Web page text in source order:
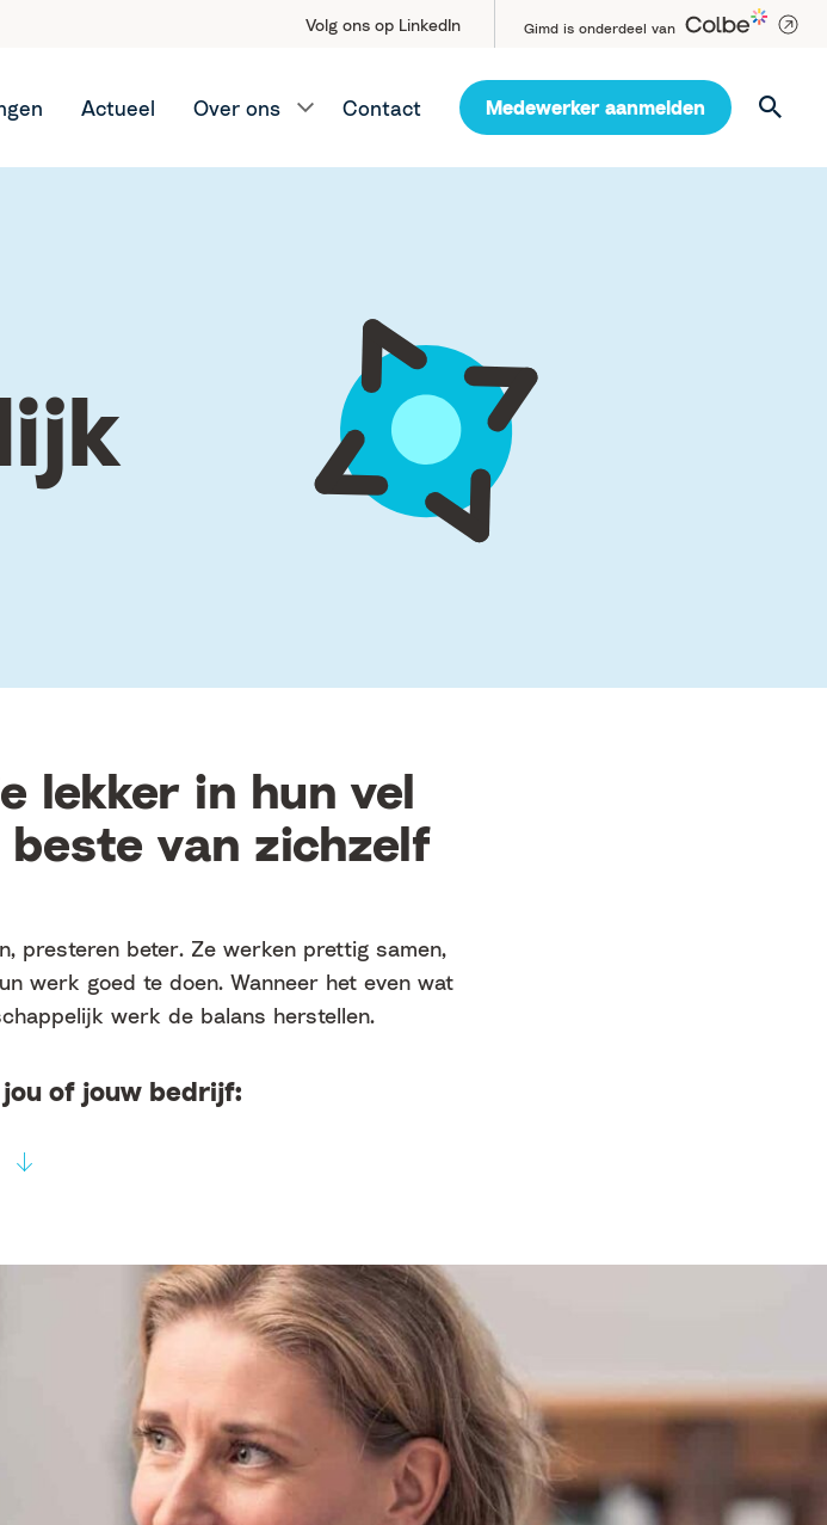
Volg ons op LinkedIn Gimd is onderdeel van
Actueel Over ons Contact Medewerker aanmelden
lekker in hun vel
van zichzelf
presteren beter. Ze werken prettig samen,
werk goed te doen. Wanneer het even wat
werk de balans herstellen.
of jouw bedrijf: